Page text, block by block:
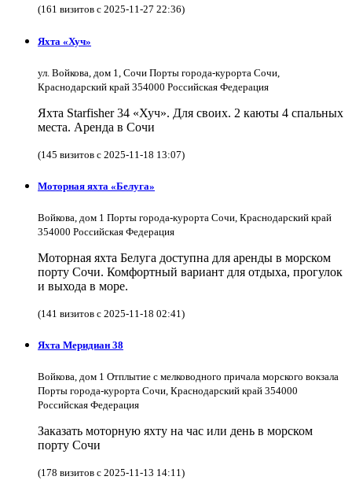
(161 визитов с 2025-11-27 22:36)
Яхта «Хуч»
ул. Войкова, дом 1, Сочи Порты города-курорта Сочи,
Краснодарский край 354000 Российская Федерация
Яхта Starfisher 34 «Хуч». Для своих. 2 каюты 4 спальных
места. Аренда в Сочи
(145 визитов с 2025-11-18 13:07)
Моторная яхта «Белуга»
Войкова, дом 1 Порты города-курорта Сочи, Краснодарский край
354000 Российская Федерация
Моторная яхта Белуга доступна для аренды в морском
порту Сочи. Комфортный вариант для отдыха, прогулок
и выхода в море.
(141 визитов с 2025-11-18 02:41)
Яхта Меридиан 38
Войкова, дом 1 Отплытие с мелководного причала морского вокзала
Порты города-курорта Сочи, Краснодарский край 354000
Российская Федерация
Заказать моторную яхту на час или день в морском
порту Сочи
(178 визитов с 2025-11-13 14:11)